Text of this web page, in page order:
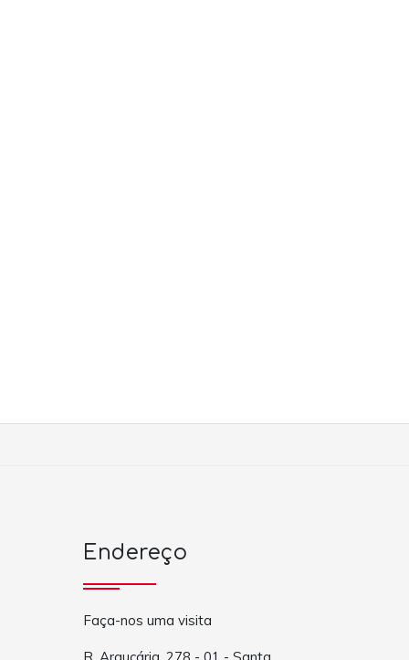
Endereço
Faça-nos uma visita